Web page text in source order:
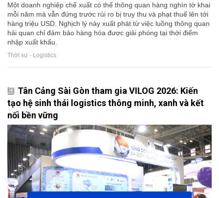
Một doanh nghiệp chế xuất có thể thông quan hàng nghìn tờ khai
mỗi năm mà vẫn đứng trước rủi ro bị truy thu và phạt thuế lên tới
hàng triệu USD. Nghịch lý này xuất phát từ việc luồng thông quan
hải quan chỉ đảm bảo hàng hóa được giải phóng tại thời điểm
nhập xuất khẩu.
Thời sự - Logistics
Tân Cảng Sài Gòn tham gia VILOG 2026: Kiến
tạo hệ sinh thái logistics thông minh, xanh và kết
nối bền vững